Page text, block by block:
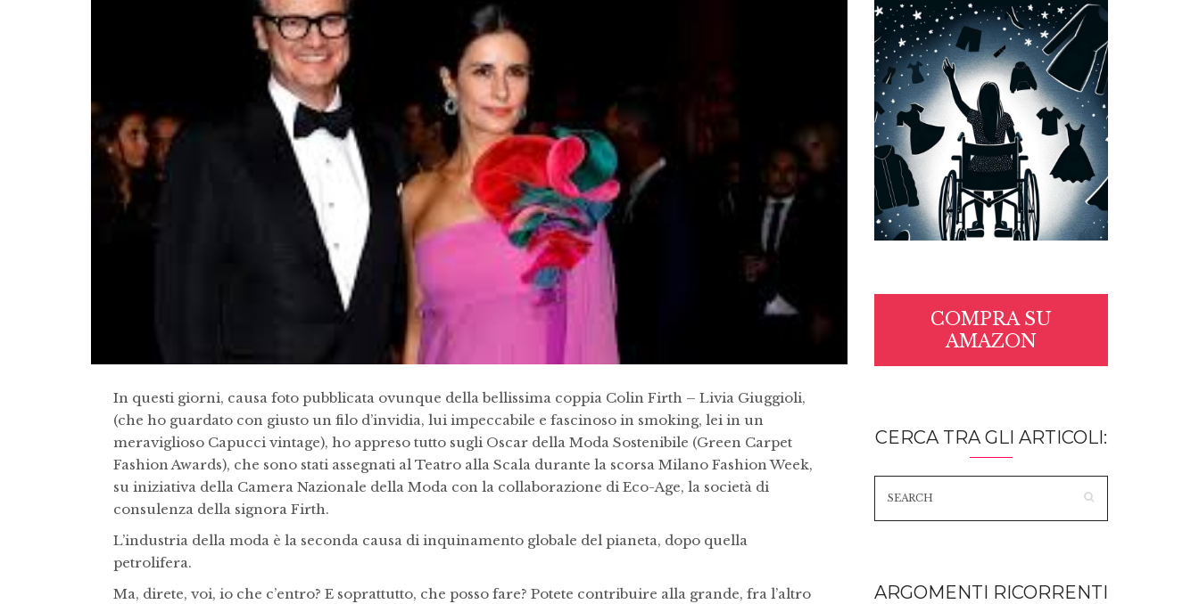
In questi giorni, causa foto pubblicata ovunque della bellissima coppia Colin Firth – Livia Giuggioli,
(che ho guardato con giusto un filo d’invidia, lui impeccabile e fascinoso in smoking, lei in un
meraviglioso Capucci vintage), ho appreso tutto sugli Oscar della Moda Sostenibile (Green Carpet
Fashion Awards), che sono stati assegnati al Teatro alla Scala durante la scorsa Milano Fashion Week,
su iniziativa della Camera Nazionale della Moda con la collaborazione di Eco-Age, la società di
consulenza della signora Firth.
L’industria della moda è la seconda causa di inquinamento globale del pianeta, dopo quella
petrolifera.
Ma, direte, voi, io che c’entro? E soprattutto, che posso fare? Potete contribuire alla grande, fra l’altro
COMPRA SU
AMAZON
CERCA TRA GLI ARTICOLI:
ARGOMENTI RICORRENTI